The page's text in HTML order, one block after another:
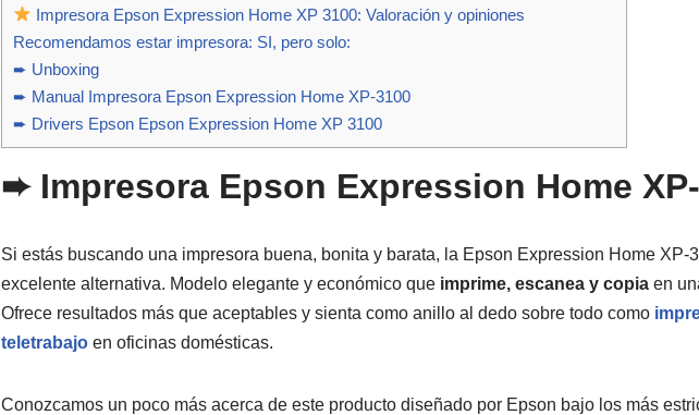
Impresora Epson Expression Home XP 3100: Valoración y opiniones
Recomendamos estar impresora: SI, pero solo:
➨ Unboxing
➨ Manual Impresora Epson Expression Home XP-3100
➨ Drivers Epson Epson Expression Home XP 3100
➨ Impresora Epson Expression Home
Si estás buscando una impresora buena, bonita y barata, la Epson Expression Home XP-
excelente alternativa. Modelo elegante y económico que imprime, escanea y copia en
Ofrece resultados más que aceptables y sienta como anillo al dedo sobre todo como
teletrabajoen oficinas domésticas.
Conozcamos un poco más acerca de este producto diseñado por Epson bajo los más